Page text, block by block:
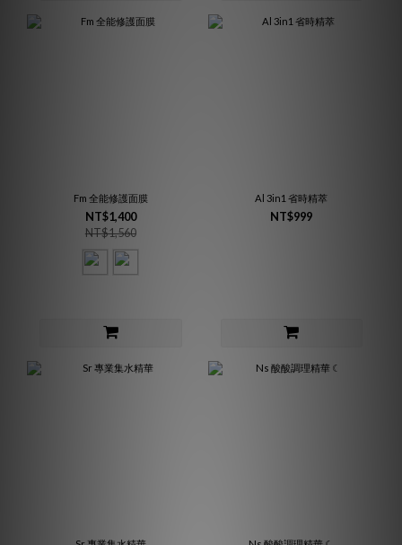
Fm 全能修護面膜
NT$1,400
NT$1,560
Al 3in1 省時精萃
NT$999